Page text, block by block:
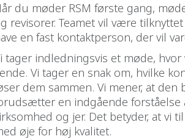
du møder RSM første gang,
revisorer. Teamet vil være
en fast kontaktperson, der vil
tager indledningsvis et møde,
Vi tager en snak om, hvilke
dem sammen. Vi mener, at
en indgående forståelse
og jer. Det betyder, at vi
øje for høj kvalitet.